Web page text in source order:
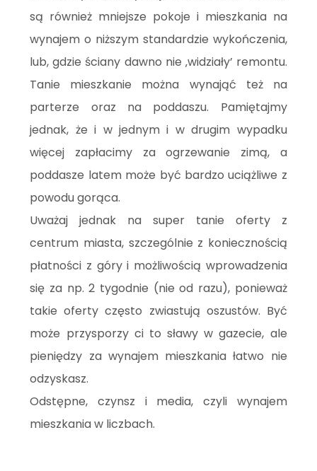
są również mniejsze pokoje i mieszkania na
wynajem o niższym standardzie wykończenia,
lub, gdzie ściany dawno nie ‚widziały’ remontu.
Tanie mieszkanie można wynająć też na
parterze oraz na poddaszu. Pamiętajmy
jednak, że i w jednym i w drugim wypadku
więcej zapłacimy za ogrzewanie zimą, a
poddasze latem może być bardzo uciążliwe z
powodu gorąca.
Uważaj jednak na super tanie oferty z
centrum miasta, szczególnie z koniecznością
płatności z góry i możliwością wprowadzenia
się za np. 2 tygodnie (nie od razu), ponieważ
takie oferty często zwiastują oszustów. Być
może przysporzy ci to sławy w gazecie, ale
pieniędzy za wynajem mieszkania łatwo nie
odzyskasz.
Odstępne, czynsz i media, czyli wynajem
mieszkania w liczbach.